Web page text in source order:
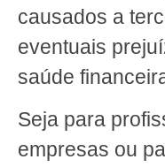
causados a
eventuais
saúde
Seja para
empresas ou